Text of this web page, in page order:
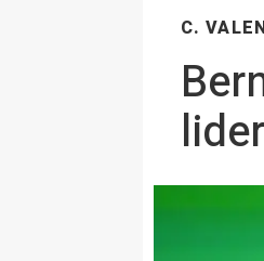
C.